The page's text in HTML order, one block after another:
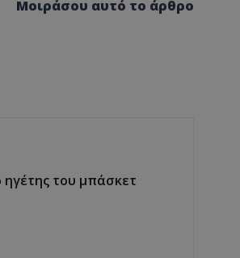
Μοιράσου αυτό το άρθρο
ηγέτης του μπάσκετ